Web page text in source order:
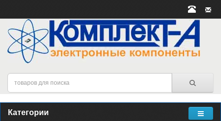
Категории